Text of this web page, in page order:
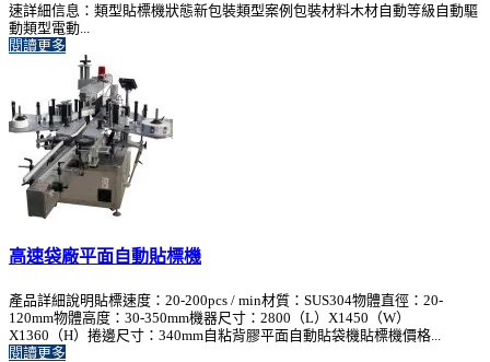
速詳細信息：類型貼標機狀態新包裝類型案例包裝材料木材自動等級自動驅
動類型電動...
閱讀更多
高速袋廠平面自動貼標機
產品詳細說明貼標速度：20-200pcs / min材質：SUS304物體直徑：20-
120mm物體高度：30-350mm機器尺寸：2800（L）X1450（W）
X1360（H）捲邊尺寸：340mm自粘背膠平面自動貼袋機貼標機價格...
閱讀更多